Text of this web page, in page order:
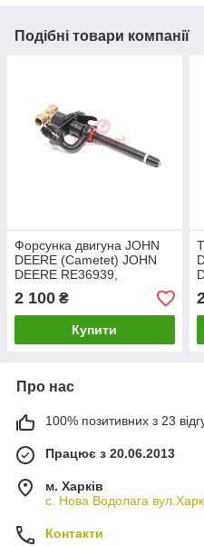
Подібні товари компанії
Форсунка двигуна JOHN
DEERE (Cametet) JOHN
DEERE RE36939,
RE38087, SE500818,
SE500819, SE501097
CLAAS
2 100 ₴
Купити
Про нас
100% позитивних з 23
Працює з 20.06.2013
м. Харків
с. Нова Водолага
Контакти